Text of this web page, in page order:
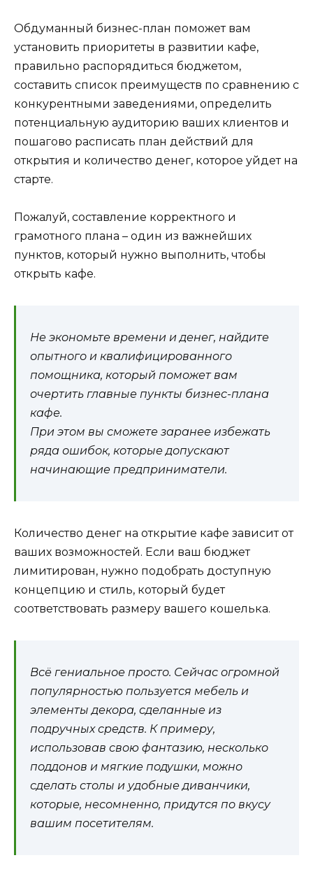
Обдуманный бизнес-план поможет вам
установить приоритеты в развитии кафе,
правильно распорядиться бюджетом,
составить список преимуществ по сравнению с
конкурентными заведениями, определить
потенциальную аудиторию ваших клиентов и
пошагово расписать план действий для
открытия и количество денег, которое уйдет на
старте.
Пожалуй, составление корректного и
грамотного плана – один из важнейших
пунктов, который нужно выполнить, чтобы
открыть кафе.
Не экономьте времени и денег, найдите
опытного и квалифицированного
помощника, который поможет вам
очертить главные пункты бизнес-плана
кафе.
При этом вы сможете заранее избежать
ряда ошибок, которые допускают
начинающие предприниматели.
Количество денег на открытие кафе зависит от
ваших возможностей. Если ваш бюджет
лимитирован, нужно подобрать доступную
концепцию и стиль, который будет
соответствовать размеру вашего кошелька.
Всё гениальное просто. Сейчас огромной
популярностью пользуется мебель и
элементы декора, сделанные из
подручных средств. К примеру,
использовав свою фантазию, несколько
поддонов и мягкие подушки, можно
сделать столы и удобные диванчики,
которые, несомненно, придутся по вкусу
вашим посетителям.